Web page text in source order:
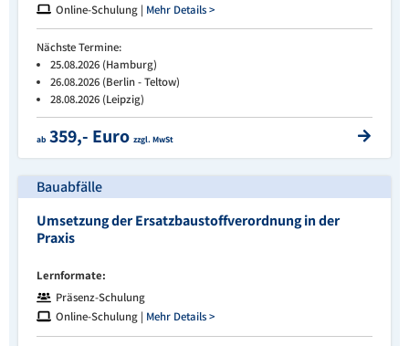
Online-Schulung | Mehr Details >
Nächste Termine:
25.08.2026 (Hamburg)
26.08.2026 (Berlin - Teltow)
28.08.2026 (Leipzig)
ab 359,- Euro zzgl. MwSt
Bauabfälle
Umsetzung der Ersatzbaustoffverordnung in der
Praxis
Lernformate:
Präsenz-Schulung
Online-Schulung | Mehr Details >